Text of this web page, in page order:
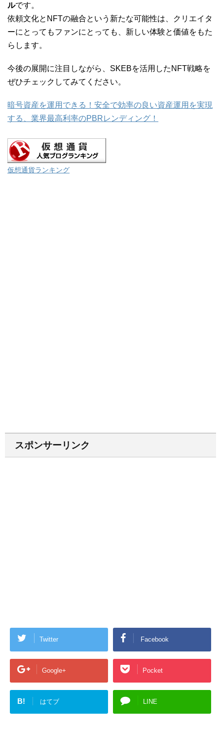
ルです。
依頼文化とNFTの融合という新たな可能性は、クリエイタ
ーにとってもファンにとっても、新しい体験と価値をもた
らします。
今後の展開に注目しながら、SKEBを活用したNFT戦略を
ぜひチェックしてみてください。
暗号資産を運用できる！安全で効率の良い資産運用を実現
する、業界最高利率のPBRレンディング！
仮想通貨ランキング
スポンサーリンク
Twitter Facebook
Google+ Pocket
B! はてブ LINE